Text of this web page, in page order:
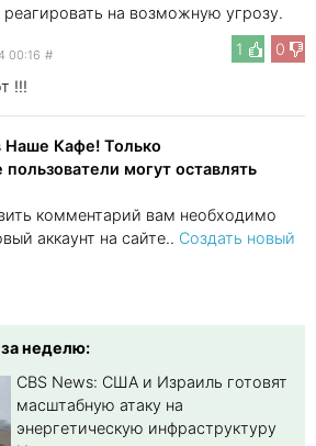
на возможную угрозу.
1
0
00:16 #
!!!
Наше Кафе! Только
могут оставлять
комментарий вам необходимо
аккаунт на сайте.. Создать новый
неделю:
CBS News: США и Израиль готовят
масштабную атаку на
энергетическую инфраструктуру